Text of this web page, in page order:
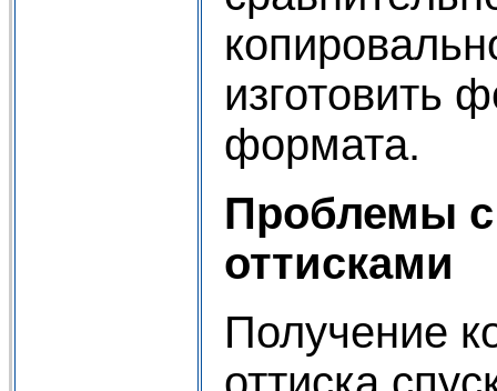
изготовить
формата.
Проблемы
оттисками
Получение